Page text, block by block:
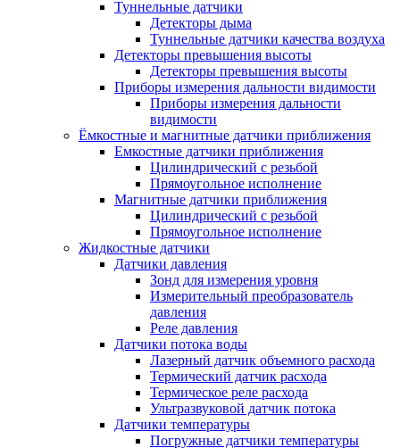
Туннельные датчики
Детекторы дыма
Туннельные датчики качества воздуха
Детекторы превышения высоты
Детекторы превышения высоты
Приборы измерения дальности видимости
Приборы измерения дальности
видимости
Ёмкостные и магнитные датчики приближения
Емкостные датчики приближения
Цилиндрический с резьбой
Прямоугольное исполнение
Магнитные датчики приближения
Цилиндрический с резьбой
Прямоугольное исполнение
Жидкостные датчики
Датчики давления
Зонд для измерения уровня
Измерительный преобразователь
давления
Реле давления
Датчики потока воды
Лазерный датчик объемного расхода
Термический датчик расхода
Термическое реле расхода
Ультразвуковой датчик потока
Датчики температуры
Погружные датчики температуры